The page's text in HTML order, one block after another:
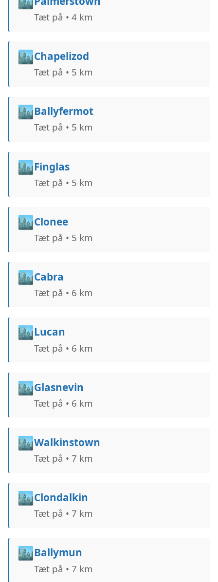
Tæt på • 4 km
🏙️Chapelizod
Tæt på • 5 km
🏙️Ballyfermot
Tæt på • 5 km
🏙️Finglas
Tæt på • 5 km
🏙️Clonee
Tæt på • 5 km
🏙️Cabra
Tæt på • 6 km
🏙️Lucan
Tæt på • 6 km
🏙️Glasnevin
Tæt på • 6 km
🏙️Walkinstown
Tæt på • 7 km
🏙️Clondalkin
Tæt på • 7 km
🏙️Ballymun
Tæt på • 7 km